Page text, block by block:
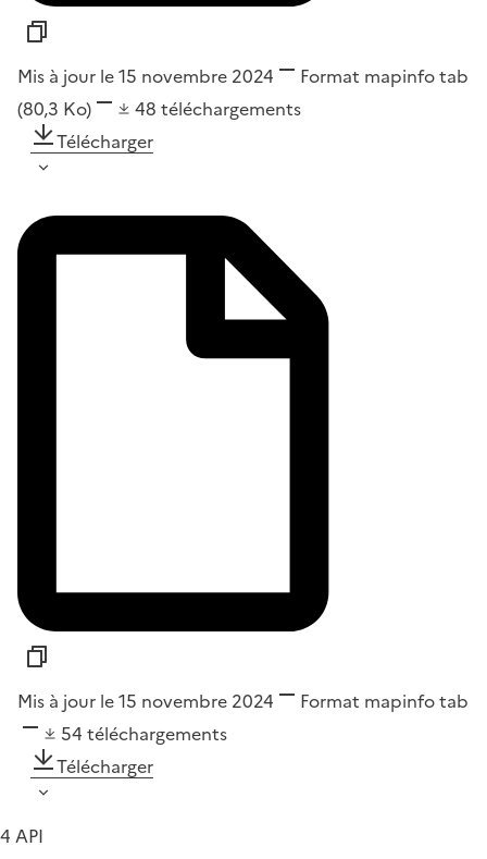
Mis à jour le 15 novembre 2024 Format mapinfo tab
(80,3 Ko)
48 téléchargements
Télécharger
Mis à jour le 15 novembre 2024 Format mapinfo tab
54 téléchargements
Télécharger
4 API